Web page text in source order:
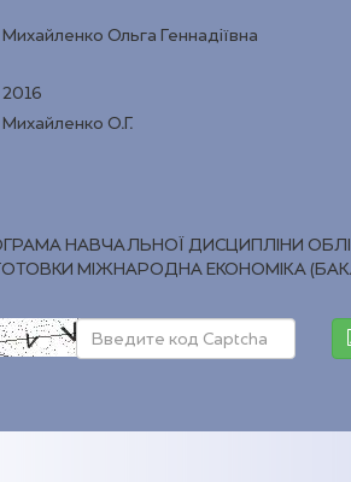
Михайленко Ольга Геннадіївна
2016
Михайленко О.Г.
НАВЧАЛЬНОЇ ДИСЦИПЛIНИ
МIЖНАРОДНА ЕКОНОМIКА